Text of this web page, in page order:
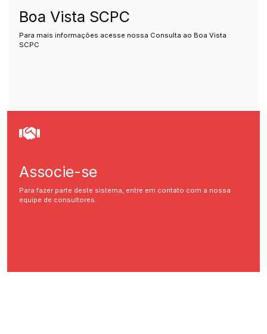
Boa Vista SCPC
Para mais informações acesse nossa Consulta ao Boa Vista
SCPC
Associe-se
Para fazer parte deste sistema, entre em contato com a nossa
equipe de consultores.